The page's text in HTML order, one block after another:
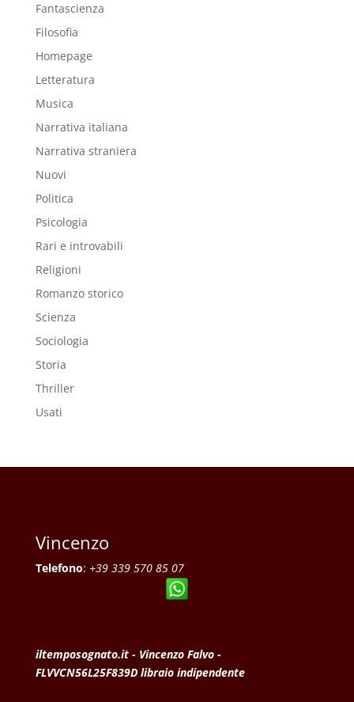
Fantascienza
Filosofia
Homepage
Letteratura
Musica
Narrativa italiana
Narrativa straniera
Nuovi
Politica
Psicologia
Rari e introvabili
Religioni
Romanzo storico
Scienza
Sociologia
Storia
Thriller
Usati
Vincenzo
Telefono: +39 339 570 85 07
iltemposognato.it - Vincenzo Falvo -
FLVVCN56L25F839D libraio indipendente